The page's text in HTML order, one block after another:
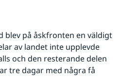
blev på åskfronten en väldigt
av landet inte upplevde
och den resterande delen
tre dagar med några få